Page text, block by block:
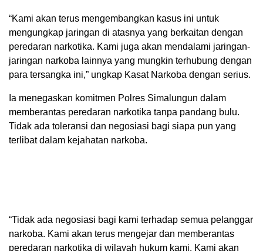
“Kami akan terus mengembangkan kasus ini untuk
mengungkap jaringan di atasnya yang berkaitan dengan
peredaran narkotika. Kami juga akan mendalami jaringan-
jaringan narkoba lainnya yang mungkin terhubung dengan
para tersangka ini,” ungkap Kasat Narkoba dengan serius.
Ia menegaskan komitmen Polres Simalungun dalam
memberantas peredaran narkotika tanpa pandang bulu.
Tidak ada toleransi dan negosiasi bagi siapa pun yang
terlibat dalam kejahatan narkoba.
“Tidak ada negosiasi bagi kami terhadap semua pelanggar
narkoba. Kami akan terus mengejar dan memberantas
peredaran narkotika di wilayah hukum kami. Kami akan